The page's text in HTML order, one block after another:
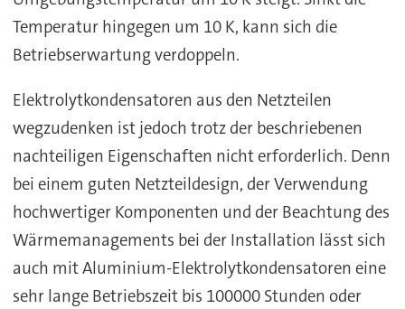
Temperatur hingegen um 10 K, kann sich die
Betriebserwartung verdoppeln.
Elektrolytkondensatoren aus den Netzteilen
wegzudenken ist jedoch trotz der beschriebenen
nachteiligen Eigenschaften nicht erforderlich. Denn
bei einem guten Netzteildesign, der Verwendung
hochwertiger Komponenten und der Beachtung des
Wärmemanagements bei der Installation lässt sich
auch mit Aluminium-Elektrolytkondensatoren eine
sehr lange Betriebszeit bis 100000 Stunden oder